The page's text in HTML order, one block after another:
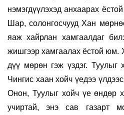
нэмэгдүүлэхэд анхаарах
Шар, солонгосчууд Хан
яаж хайрлан хамгаалдаг
жишгээр хамгаалах ёстой юм.
дүү мөрөн гэж үздэг. Туулыг
Чингис хаан хойч үедээ
Онон, Туулыг хойч үе өндөр
учиртай, энэ сав газарт